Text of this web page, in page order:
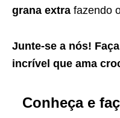
grana extra fazendo
Junte-se a nós!
incrível que ama
Conheça e